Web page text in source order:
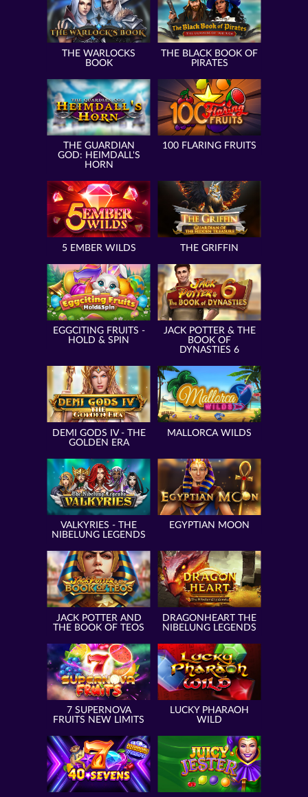
THE WARLOCKS
BOOK
THE BLACK BOOK OF
PIRATES
THE GUARDIAN
GOD: HEIMDALL'S
HORN
100 FLARING FRUITS
5 EMBER WILDS THE GRIFFIN
EGGCITING FRUITS -
HOLD & SPIN
JACK POTTER & THE
BOOK OF
DYNASTIES 6
DEMI GODS IV - THE
GOLDEN ERA
MALLORCA WILDS
VALKYRIES - THE
NIBELUNG LEGENDS
EGYPTIAN MOON
JACK POTTER AND
THE BOOK OF TEOS
DRAGONHEART THE
NIBELUNG LEGENDS
7 SUPERNOVA
FRUITS NEW LIMITS
LUCKY PHARAOH
WILD